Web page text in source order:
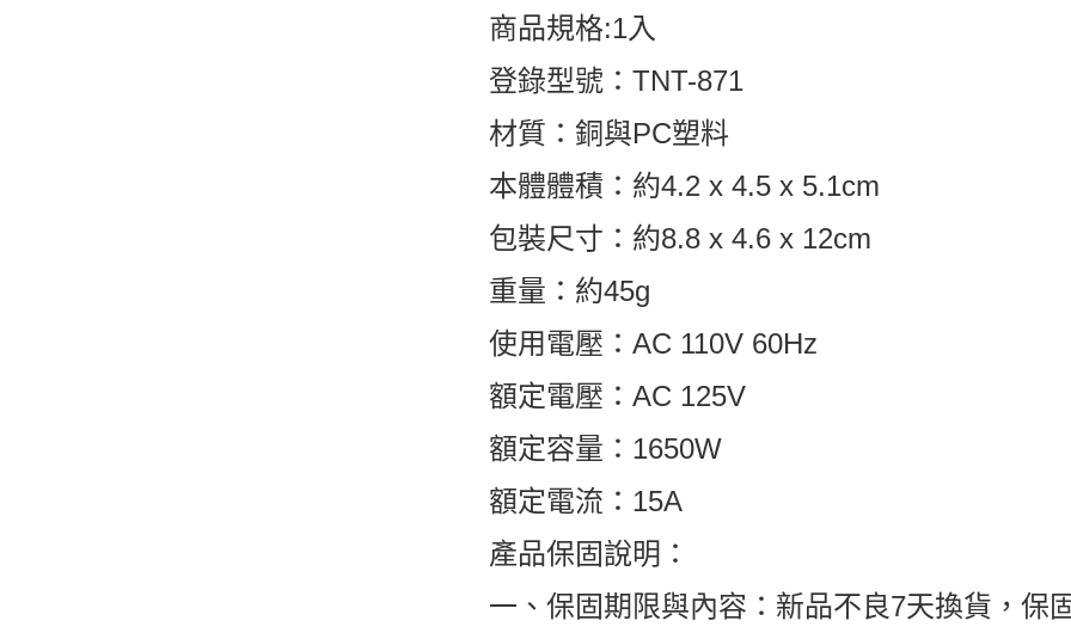
商品規格:1入
登錄型號：TNT-871
材質：銅與PC塑料
本體體積：約4.2 x 4.5 x 5.1cm
包裝尺寸：約8.8 x 4.6 x 12cm
重量：約45g
使用電壓：AC 110V 60Hz
額定電壓：AC 125V
額定容量：1650W
額定電流：15A
產品保固說明：
一、保固期限與內容：新品不良7天換貨，保